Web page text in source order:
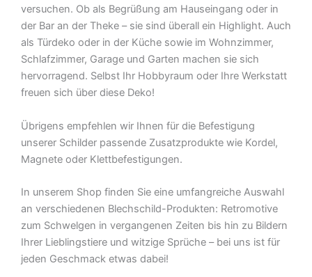
versuchen. Ob als Begrüßung am Hauseingang oder in
der Bar an der Theke – sie sind überall ein Highlight. Auch
als Türdeko oder in der Küche sowie im Wohnzimmer,
Schlafzimmer, Garage und Garten machen sie sich
hervorragend. Selbst Ihr Hobbyraum oder Ihre Werkstatt
freuen sich über diese Deko!
Übrigens empfehlen wir Ihnen für die Befestigung
unserer Schilder passende Zusatzprodukte wie Kordel,
Magnete oder Klettbefestigungen.
In unserem Shop finden Sie eine umfangreiche Auswahl
an verschiedenen Blechschild-Produkten: Retromotive
zum Schwelgen in vergangenen Zeiten bis hin zu Bildern
Ihrer Lieblingstiere und witzige Sprüche – bei uns ist für
jeden Geschmack etwas dabei!